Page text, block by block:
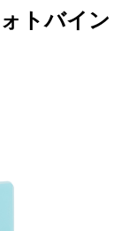
トバイン